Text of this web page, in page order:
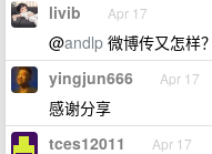
livib Apr 17
@andlp 微博传又怎样
yingjun666 Apr 17
感谢分享
tces12011 Apr 17